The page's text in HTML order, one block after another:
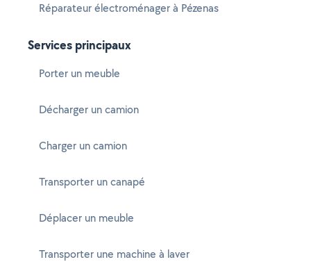
Réparateur électroménager à Pézenas
Services principaux
Porter un meuble
Décharger un camion
Charger un camion
Transporter un canapé
Déplacer un meuble
Transporter une machine à laver